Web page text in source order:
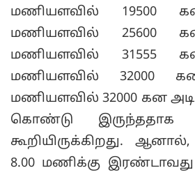
மணியளவில் 19500
மணியளவில் 25600
மணியளவில் 31555
மணியளவில் 32000
மணியளவில் 32000 கன
கொண்டு இருந்ததாக
கூறியிருக்கிறது.
8.00 மணிக்கு